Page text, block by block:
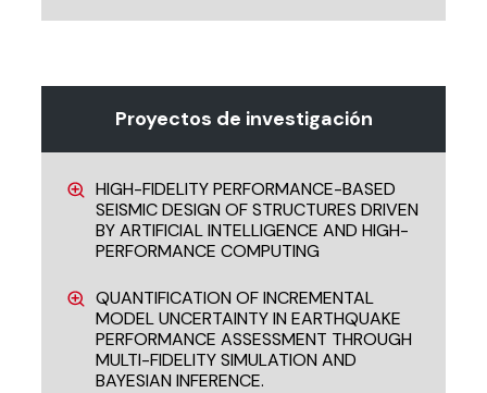
Proyectos de investigación
HIGH-FIDELITY PERFORMANCE-BASED
SEISMIC DESIGN OF STRUCTURES DRIVEN
BY ARTIFICIAL INTELLIGENCE AND HIGH-
PERFORMANCE COMPUTING
QUANTIFICATION OF INCREMENTAL
MODEL UNCERTAINTY IN EARTHQUAKE
PERFORMANCE ASSESSMENT THROUGH
MULTI-FIDELITY SIMULATION AND
BAYESIAN INFERENCE.